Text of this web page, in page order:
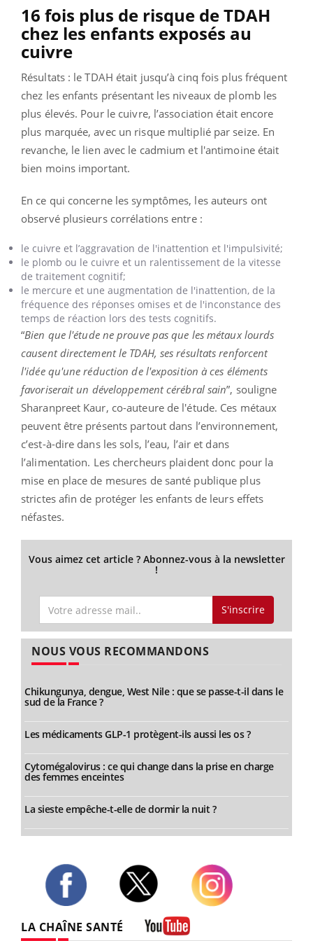
16 fois plus de risque de TDAH
chez les enfants exposés au
cuivre
Résultats : le TDAH était jusqu’à cinq fois plus fréquent
chez les enfants présentant les niveaux de plomb les
plus élevés. Pour le cuivre, l’association était encore
plus marquée, avec un risque multiplié par seize. En
revanche, le lien avec le cadmium et l'antimoine était
bien moins important.
En ce qui concerne les symptômes, les auteurs ont
observé plusieurs corrélations entre :
le cuivre et l’aggravation de l'inattention et l'impulsivité;
le plomb ou le cuivre et un ralentissement de la vitesse
de traitement cognitif;
le mercure et une augmentation de l'inattention, de la
fréquence des réponses omises et de l'inconstance des
temps de réaction lors des tests cognitifs.
“Bien que l'étude ne prouve pas que les métaux lourds
causent directement le TDAH, ses résultats renforcent
l'idée qu'une réduction de l'exposition à ces éléments
favoriserait un développement cérébral sain”, souligne
Sharanpreet Kaur, co-auteure de l'étude. Ces métaux
peuvent être présents partout dans l’environnement,
c’est-à-dire dans les sols, l’eau, l’air et dans
l’alimentation. Les chercheurs plaident donc pour la
mise en place de mesures de santé publique plus
strictes afin de protéger les enfants de leurs effets
néfastes.
Vous aimez cet article ? Abonnez-vous à la newsletter
!
S'inscrire
NOUS VOUS RECOMMANDONS
Chikungunya, dengue, West Nile : que se passe-t-il dans le
sud de la France ?
Les médicaments GLP-1 protègent-ils aussi les os ?
Cytomégalovirus : ce qui change dans la prise en charge
des femmes enceintes
La sieste empêche-t-elle de dormir la nuit ?
LA CHAÎNE SANTÉ